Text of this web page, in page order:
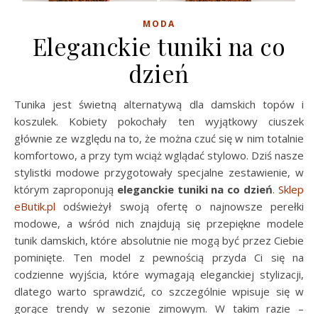
MODA
Eleganckie tuniki na co
dzień
Tunika jest świetną alternatywą dla damskich topów i
koszulek. Kobiety pokochały ten wyjątkowy ciuszek
głównie ze względu na to, że można czuć się w nim totalnie
komfortowo, a przy tym wciąż wglądać stylowo. Dziś nasze
stylistki modowe przygotowały specjalne zestawienie, w
którym zaproponują eleganckie tuniki na co dzień.Sklep
eButik.pl odświeżył swoją ofertę o najnowsze perełki
modowe, a wśród nich znajdują się przepiękne modele
tunik damskich, które absolutnie nie mogą być przez Ciebie
pominięte. Ten model z pewnością przyda Ci się na
codzienne wyjścia, które wymagają eleganckiej stylizacji,
dlatego warto sprawdzić, co szczególnie wpisuje się w
gorące trendy w sezonie zimowym. W takim razie –